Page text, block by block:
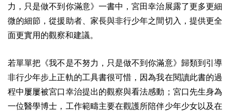
力，只是做不到你滿意》一書中，宮田幸治展露了更多更細
微的細節，從援助者、家長與非行少年之間切入，提供更全
面更實用的觀察和建議。
若單單把《我不是不努力，只是做不到你滿意》歸類到引導
非行少年步上正軌的工具書很可惜，因為我在閱讀此書的過
程中屢屢被宮口幸治提出的觀察與看法感動；宮口先生身為
一位醫學博士，工作範疇主要在觀護所陪伴少年少女以及在